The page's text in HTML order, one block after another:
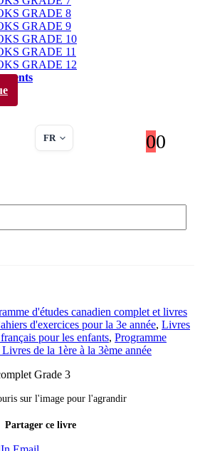
GRADE 8
GRADE 9
GRADE 10
GRADE 11
GRADE 12
FR 00
d'études canadien complet et livres
d'exercices pour la 3e année, Livres
pour les enfants, Programme
de la 1ère à la 3ème année
sur l'image pour l'agrandir
Partager ce livre